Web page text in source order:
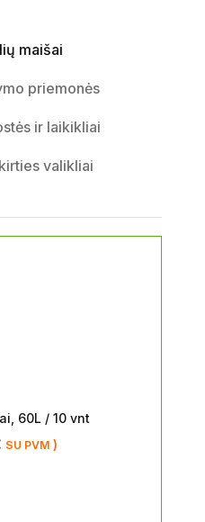
maišai
priemonės
ir laikikliai
valikliai
60L / 10 vnt
SU PVM)